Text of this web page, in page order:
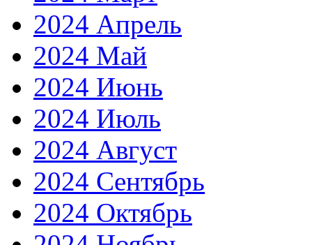
2024 Апрель
2024 Май
2024 Июнь
2024 Июль
2024 Август
2024 Сентябрь
2024 Октябрь